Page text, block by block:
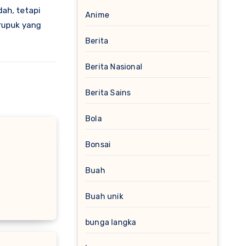
tetapi
yang
Anime
Berita
Berita Nasional
Berita Sains
Bola
Bonsai
Buah
Buah unik
bunga langka